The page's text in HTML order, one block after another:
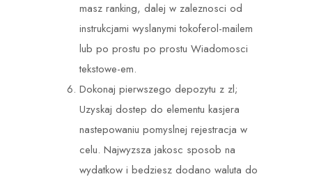
masz ranking, dalej w zaleznosci od
instrukcjami wyslanymi tokoferol-mailem
lub po prostu po prostu Wiadomosci
tekstowe-em.
Dokonaj pierwszego depozytu z zl;
Uzyskaj dostep do elementu kasjera
nastepowaniu pomyslnej rejestracja w
celu. Najwyzsza jakosc sposob na
wydatkow i bedziesz dodano waluta do